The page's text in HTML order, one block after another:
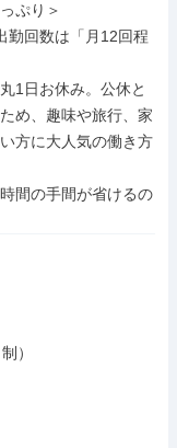
ぷり＞
勤回数は「月12回程
1日お休み。公休と
め、趣味や旅行、家
方に大人気の働き方
間の手間が省けるの
）